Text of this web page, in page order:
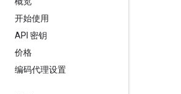
开始使用
API 密钥
价格
编码代理设置